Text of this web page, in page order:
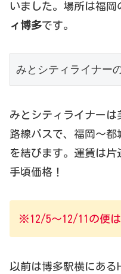
いました。場所は福岡
ィ博多です。
みとシティライナー
みとシティライナー
路線バスで、福岡～
を結びます。運賃は
手頃価格！
※12/5～12/11の便は
以前は博多駅横にある